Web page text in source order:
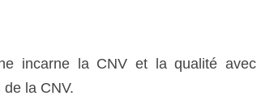
incarne la CNV et la qualité avec
la CNV.